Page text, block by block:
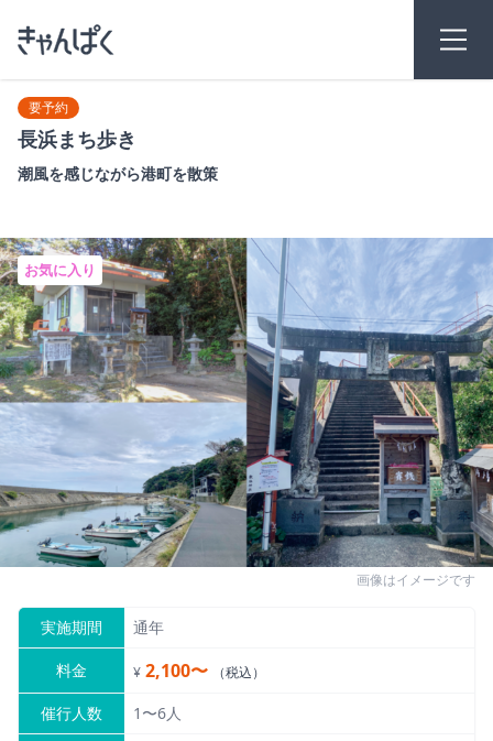
要予約
長浜まち歩き
潮風を感じながら港町を散策
画像はイメージです
お気に入り
実施期間 通年
料金 ¥ 2,100〜 （税込）
催行人数
1〜6人